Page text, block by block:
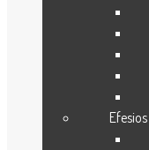
nuestras redes
Efesios